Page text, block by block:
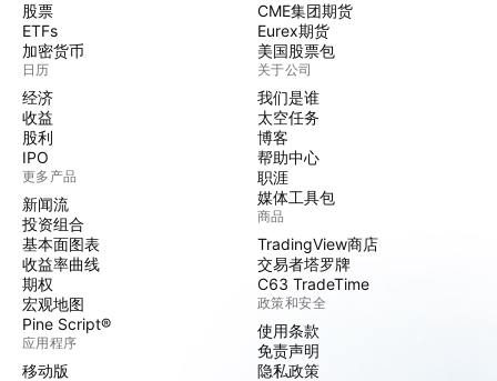
股票
ETFs
加密货币
日历
经济
收益
股利
IPO
更多产品
新闻流
投资组合
基本面图表
收益率曲线
期权
宏观地图
Pine Script®
应用程序
移动版
CME集团期货
Eurex期货
美国股票包
关于公司
我们是谁
太空任务
博客
帮助中心
职涯
媒体工具包
商品
TradingView商店
交易者塔罗牌
C63 TradeTime
政策和安全
使用条款
免责声明
隐私政策